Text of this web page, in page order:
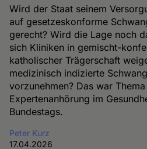
Wird der Staat seinem
auf gesetzeskonforme
gerecht? Wird die Lage noch
sich Kliniken in gemischt-
katholischer Trägerschaft
medizinisch indizierte
vorzunehmen? Das war
Expertenanhörung im
Bundestags.
Peter Kurz
17.04.2026